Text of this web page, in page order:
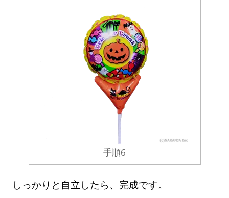
手順6
しっかりと自立したら、完成です。